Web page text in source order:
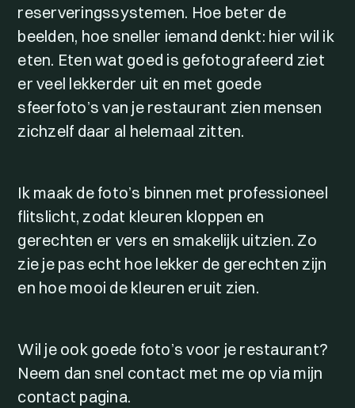
reserveringssystemen. Hoe beter de
beelden, hoe sneller iemand denkt: hier wil ik
eten. Eten wat goed is gefotografeerd ziet
er veel lekkerder uit en met goede
sfeerfoto’s van je restaurant zien mensen
zichzelf daar al helemaal zitten.
Ik maak de foto’s binnen met professioneel
flitslicht, zodat kleuren kloppen en
gerechten er vers en smakelijk uitzien. Zo
zie je pas echt hoe lekker de gerechten zijn
en hoe mooi de kleuren eruit zien.
Wil je ook goede foto’s voor je restaurant?
Neem dan snel contact met me op via mijn
contact pagina.